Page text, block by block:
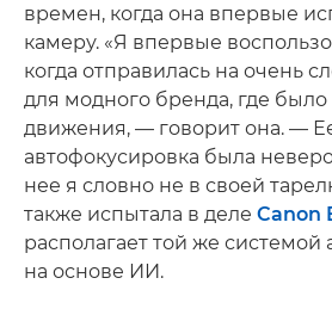
времен, когда она впервые
камеру. «Я впервые
когда отправилась на очень
для модного бренда, где
движения, — говорит она. —
автофокусировка была
нее я словно не в своей
также испытала в деле Canon
располагает той же системой
на основе ИИ.